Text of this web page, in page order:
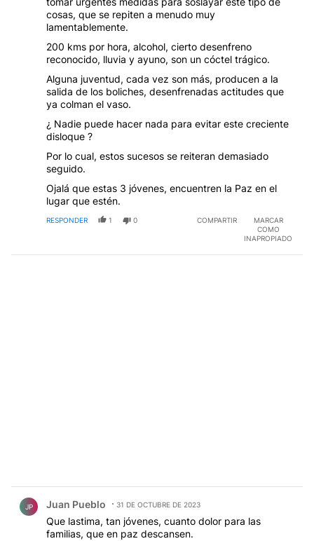
cosas, que se repiten a menudo muy
lamentablemente.
200 kms por hora, alcohol, cierto desenfreno
reconocido, lluvia y ayuno, son un cóctel trágico.
Alguna juventud, cada vez son más, producen a la
salida de los boliches, desenfrenadas actitudes que
ya colman el vaso.
¿ Nadie puede hacer nada para evitar este creciente
disloque ?
Por lo cual, estos sucesos se reiteran demasiado
seguido.
Ojalá que estas 3 jóvenes, encuentren la Paz en el
lugar que estén.
RESPONDER 1 0 COMPARTIR
MARCAR
COMO
INAPROPIADO
JP Juan Pueblo 31 DE OCTUBRE DE 2023
Que lastima, tan jóvenes, cuanto dolor para las
familias, que en paz descansen.